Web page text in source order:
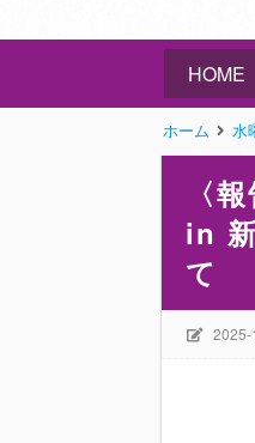
HOME
ホーム 水
〈
in
て
2025-